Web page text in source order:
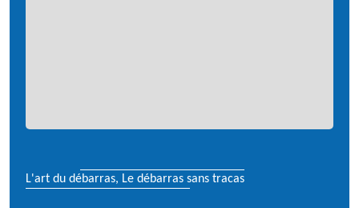
L'art du débarras, Le débarras sans tracas